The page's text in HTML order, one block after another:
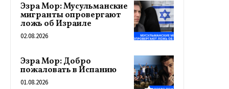
Эзра Мор: Мусульманские
мигранты опровергают
ложь об Израиле
02.08.2026
Эзра Мор: Добро
пожаловать в Испанию
01.08.2026